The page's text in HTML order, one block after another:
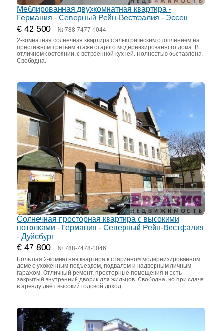
Меблированная двухкомнатная квартира -
Германия - Северный Рейн-Вестфалия - Эссен
€ 42 500 № 788-7477-1044
2-комнатная солнечная квартира с электрическим отоплением на
престижном третьем этаже старого модернизированного дома. В
отличном состоянии, с встроенной кухней. Полностью обставлена.
Свободна.
Солнечная просторная квартира с высокими
потолками - Германия - Северный Рейн-Вестфалия
- Дуйсбург
€ 47 800 № 788-7478-1046
Большая 2-комнатная квартира в старинном модернизированном
доме с ухоженным подъездом, подвалом и надворным личным
гаражом. Отличный ремонт, просторные помещения и есть
закрытый внутренний дворик для жильцов. Свободна, но при сдаче
в аренду даёт высокий годовой доход.